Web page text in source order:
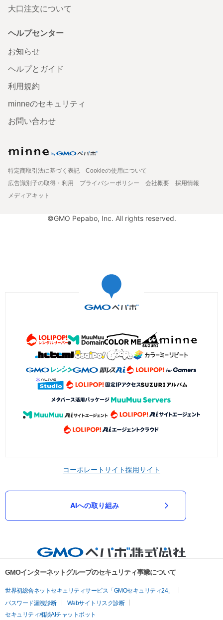
大口注文について
ヘルプセンター
お知らせ
ヘルプとガイド
利用規約
minneのセキュリティ
お問い合わせ
特定商取引法に基づく表記
Cookieの使用について
広告識別子の取得・利用
プライバシーポリシー 会社概要
採用情報
メディアキット
©GMO Pepabo, Inc. All rights reserved.
コーポレートサイト採用サイト
AIへの取り組み
GMOインターネットグループのセキュリティ事業について
世界初総合ネットセキュリティサービス「GMOセキュリティ24」
パスワード漏洩診断
Webサイトリスク診断
セキュリティ相談AIチャットボット